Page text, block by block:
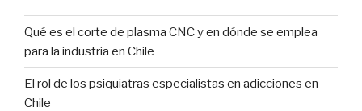
Qué es el corte de plasma CNC y en dónde se emplea
para la industria en Chile
El rol de los psiquiatras especialistas en adicciones en
Chile